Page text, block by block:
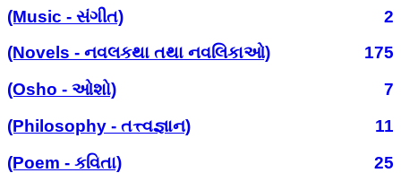
(Music - સંગીત)
2
(Novels - નવલકથા તથા નવલિકાઓ)
175
(Osho - ઓશો)
7
(Philosophy - તત્ત્વજ્ઞાન)
11
(Poem - કવિતા)
25